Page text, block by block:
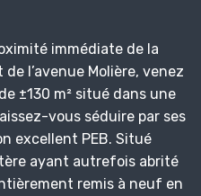
immédiate de la
l’avenue Molière, venez
±130 m² situé dans une
vous séduire par ses
excellent PEB. Situé
ayant autrefois abrité
remis à neuf en